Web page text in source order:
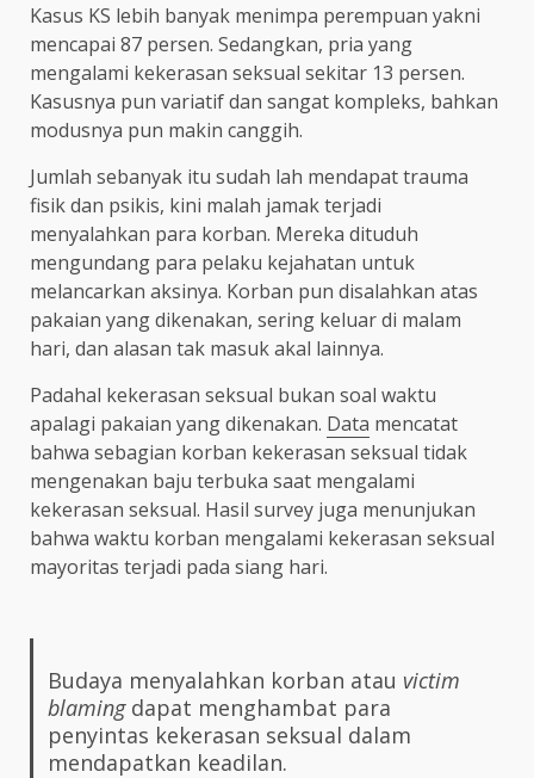
Kasus KS lebih banyak menimpa perempuan yakni
mencapai 87 persen. Sedangkan, pria yang
mengalami kekerasan seksual sekitar 13 persen.
Kasusnya pun variatif dan sangat kompleks, bahkan
modusnya pun makin canggih.
Jumlah sebanyak itu sudah lah mendapat trauma
fisik dan psikis, kini malah jamak terjadi
menyalahkan para korban. Mereka dituduh
mengundang para pelaku kejahatan untuk
melancarkan aksinya. Korban pun disalahkan atas
pakaian yang dikenakan, sering keluar di malam
hari, dan alasan tak masuk akal lainnya.
Padahal kekerasan seksual bukan soal waktu
apalagi pakaian yang dikenakan. Data mencatat
bahwa sebagian korban kekerasan seksual tidak
mengenakan baju terbuka saat mengalami
kekerasan seksual. Hasil survey juga menunjukan
bahwa waktu korban mengalami kekerasan seksual
mayoritas terjadi pada siang hari.
Budaya menyalahkan korban atau victim
blaming dapat menghambat para
penyintas kekerasan seksual dalam
mendapatkan keadilan.